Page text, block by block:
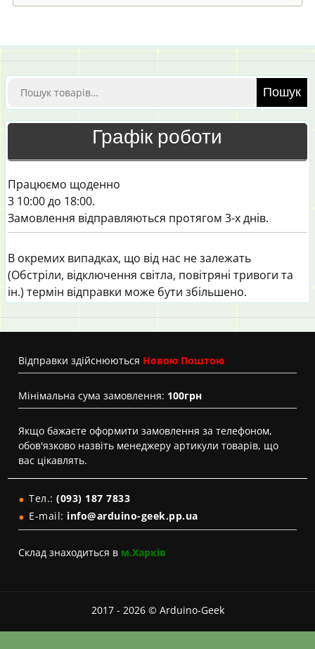
Шукати: Пошук
Графік роботи
Працюємо щоденно
3 10:00 до 18:00.
Замовлення відправляються протягом 3-х днів.
В окремих випадках, що від нас не залежать
(Обстріли, відключення світла, повітряні тривоги та
ін.) термін відправки може бути збільшено.
Вiдправки здійснюються Новою Поштою
Мінімальна сума замовлення: 100грн
Якщо бажаєте оформити замовлення за телефоном,
обов'язково назвіть менеджеру артикули товарів, що
вас цікавлять.
Тел.: (093) 187 7833
E-mail: info@arduino-geek.pp.ua
Склад знаходиться в м.Харків
2017 - 2026 © Arduino-Geek